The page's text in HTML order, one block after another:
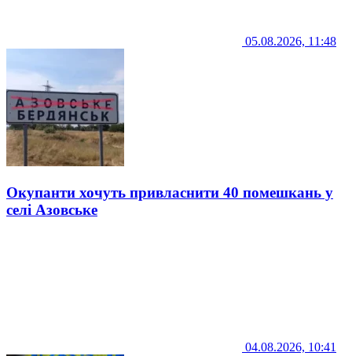
05.08.2026, 11:48
Окупанти хочуть привласнити 40 помешкань у
селі Азовське
04.08.2026, 10:41